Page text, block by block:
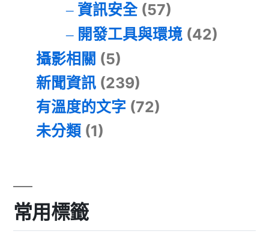
資訊安全(57)
開發工具與環境(42)
攝影相關 (5)
新聞資訊 (239)
有溫度的文字 (72)
未分類 (1)
常用標籤